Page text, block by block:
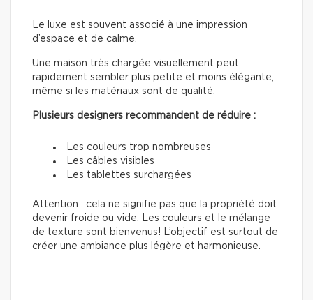
Le luxe est souvent associé à une impression
d’espace et de calme.
Une maison très chargée visuellement peut
rapidement sembler plus petite et moins élégante,
même si les matériaux sont de qualité.
Plusieurs designers recommandent de réduire :
Les couleurs trop nombreuses
Les câbles visibles
Les tablettes surchargées
Attention : cela ne signifie pas que la propriété doit
devenir froide ou vide. Les couleurs et le mélange
de texture sont bienvenus! L’objectif est surtout de
créer une ambiance plus légère et harmonieuse.